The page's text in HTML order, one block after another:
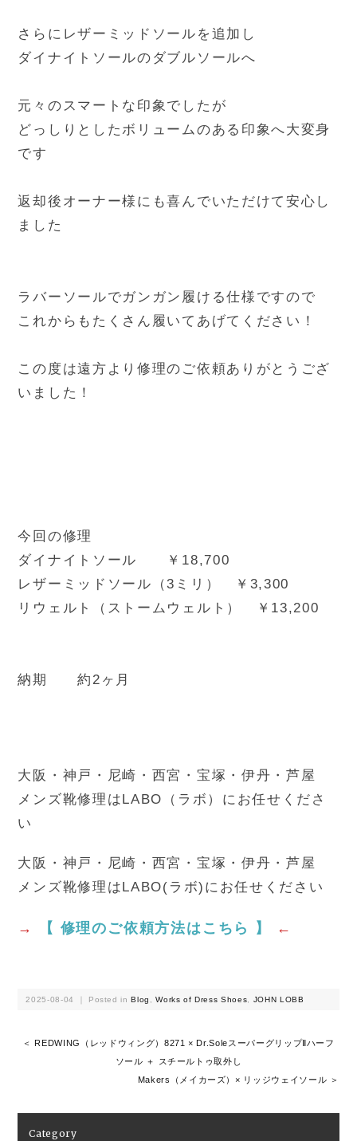
さらにレザーミッドソールを追加し
ダイナイトソールのダブルソールへ
元々のスマートな印象でしたが
どっしりとしたボリュームのある印象へ大変身
です
返却後オーナー様にも喜んでいただけて安心し
ました
ラバーソールでガンガン履ける仕様ですので
これからもたくさん履いてあげてください！
この度は遠方より修理のご依頼ありがとうござ
いました！
今回の修理
ダイナイトソール ￥18,700
レザーミッドソール（3ミリ） ￥3,300
リウェルト（ストームウェルト） ￥13,200
納期 約2ヶ月
大阪・神戸・尼崎・西宮・宝塚・伊丹・芦屋
メンズ靴修理はLABO（ラボ）にお任せくださ
い
大阪・神戸・尼崎・西宮・宝塚・伊丹・芦屋
メンズ靴修理はLABO(ラボ)にお任せください
→ 【 修理のご依頼方法はこちら 】 ←
2025-08-04 ｜ Posted inBlog ,Works of Dress Shoes JOHN LOBB
＜ REDWING（レッドウィング）8271 × Dr.SoleスーパーグリップⅡハーフ
ソール ＋ スチールトゥ取外し
Makers（メイカーズ）× リッジウェイソール ＞
Category